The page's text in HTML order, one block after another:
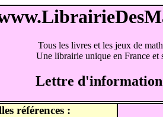
Tous les livres et les jeux de
Une librairie unique en France et
Lettre d'information
références :